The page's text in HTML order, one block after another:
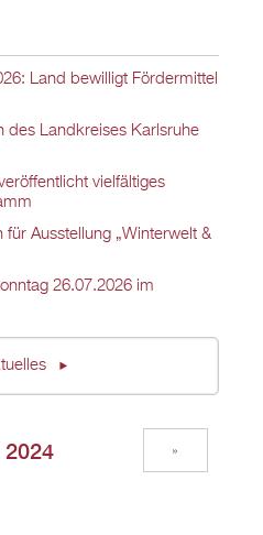
Land bewilligt Fördermittel
des Landkreises Karlsruhe
vielfältiges
Ausstellung „Winterwelt &
26.07.2026 im
»